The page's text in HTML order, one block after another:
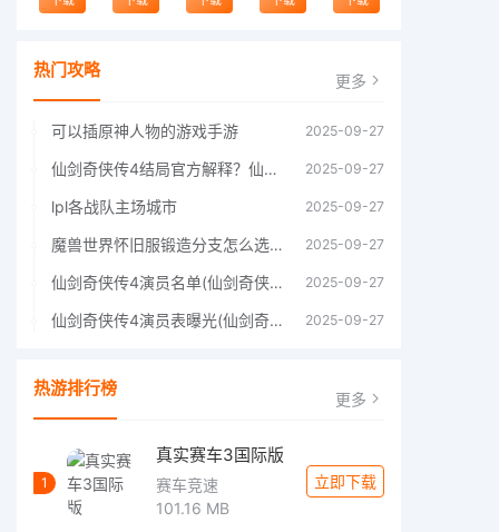
热门攻略 更多
可以插原神人物的游戏手游 2025-09-27
仙剑奇侠传4结局官方解释？仙剑四结局深度解析 2025-09-27
lpl各战队主场城市 2025-09-27
魔兽世界怀旧服锻造分支怎么选择60年代分支选择推荐 2025-09-27
仙剑奇侠传4演员名单(仙剑奇侠传4四大主角) 2025-09-27
仙剑奇侠传4演员表曝光(仙剑奇侠传4人物详细信息) 2025-09-27
热游排行榜 更多
1
真实赛车3国际版
赛车竞速
101.16 MB
立即下载